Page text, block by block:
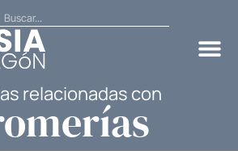
relacionadas con